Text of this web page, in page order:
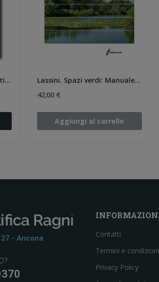
Cattivello. I substrati di coltivazione Lassini. Spazi verdi: Manuale di progettazione...
42,00 €
Aggiungi al carrello
- Ancona
Contatti
Termini e
Privacy Policy